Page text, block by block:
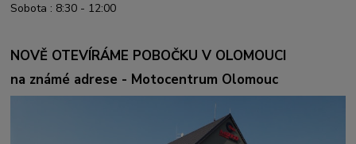
Sobota : 8:30 - 12:00
NOVĚ OTEVÍRÁME POBOČKU V OLOMOUCI
na známé adrese - Motocentrum Olomouc